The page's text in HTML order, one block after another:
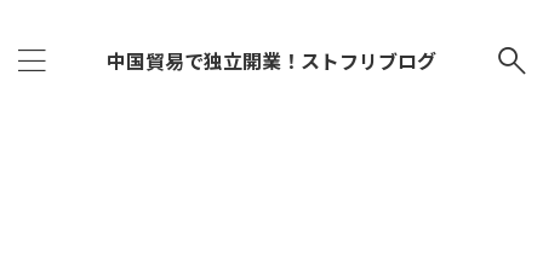
中国貿易で独立開業！ストフリブログ